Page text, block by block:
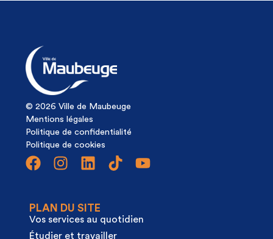
© 2026 Ville de Maubeuge
Mentions légales
Politique de confidentialité
Politique de cookies
PLAN DU SITE
Vos services au quotidien
Étudier et travailler